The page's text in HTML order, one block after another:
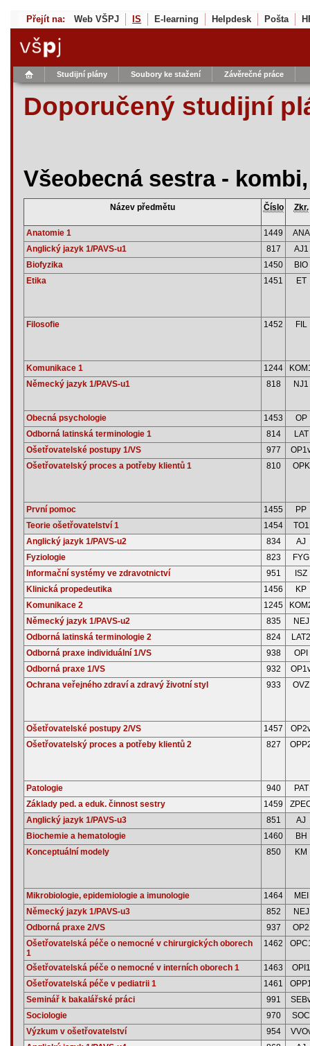
Přejít na: Web VŠPJ IS E-learning Helpdesk Pošta
Studijní plány Soubory ke stažení Závěrečné práce
Doporučený studijní
Všeobecná sestra -
Název předmětu Číslo Zkr.
Anatomie 1 1449
ANA
Anglický jazyk 1/PAVS-u1
817
AJ1
Biofyzika
1450
BIO
Etika
1451 ET
Filosofie 1452 FIL
Komunikace 1 1244
Německý jazyk 1/PAVS-u1
818 NJ1
Obecná psychologie 1453
OP
Odborná latinská terminologie 1
814
LAT
Ošetřovatelské postupy 1/VS
977
Ošetřovatelský proces a potřeby klientů 1
810 OPK
První pomoc 1455
PP
Teorie ošetřovatelství 1
1454
TO1
Anglický jazyk 1/PAVS-u2
834
AJ
Fyziologie
823
FYG
Informační systémy ve zdravotnictví
951
ISZ
Klinická propedeutika
1456
KP
Komunikace 2
1245
Německý jazyk 1/PAVS-u2
835
NEJ
Odborná latinská terminologie 2
824
LAT2
Odborná praxe individuální 1/VS
938
OPI
Odborná praxe 1/VS
932
Ochrana veřejného zdraví a zdravý životní styl
933 OVZ
Ošetřovatelské postupy 2/VS 1457
Ošetřovatelský proces a potřeby klientů 2
827
Patologie 940
PAT
Základy ped. a eduk. činnost sestry
1459
Anglický jazyk 1/PAVS-u3
851
AJ
Biochemie a hematologie
1460
BH
Konceptuální modely
850 KM
Mikrobiologie, epidemiologie a imunologie 1464
MEI
Německý jazyk 1/PAVS-u3
852
NEJ
Odborná praxe 2/VS
937
OP2
Ošetřovatelská péče o nemocné v chirurgických oborech
1
1462
Ošetřovatelská péče o nemocné v interních oborech 1 1463
OPI1
Ošetřovatelská péče v pediatrii 1
1461
Seminář k bakalářské práci
991
Sociologie
970
SOC
Výzkum v ošetřovatelství
954